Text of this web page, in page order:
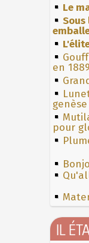
Le
en 1889
genèse
pour
IL